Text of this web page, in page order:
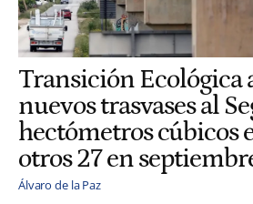
Transición Ecológica
nuevos trasvases al
hectómetros cúbicos
otros 27 en
Álvaro de la Paz